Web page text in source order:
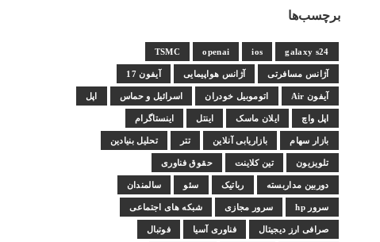
برچسب‌ها
galaxy s24
ios
openai
TSMC
آژانس مسافرتی آژانس هواپیمایی آیفون 17
آیفون Air اتوموبیل خودران اسرائیل و حماس اپل
اپل واچ ایلان ماسک اینتل اینستاگرام
بازار سهام بازاریابی آنلاین تتر تحلیل بنیادین
تلویزیون تین کلاینت حقوق فناوری
دوربین مداربسته رباتیک سئو سالمندان
سرور hp سرور مجازی شبکه های اجتماعی
صرافی ارز دیجیتال فناوری آسیا فوتبال